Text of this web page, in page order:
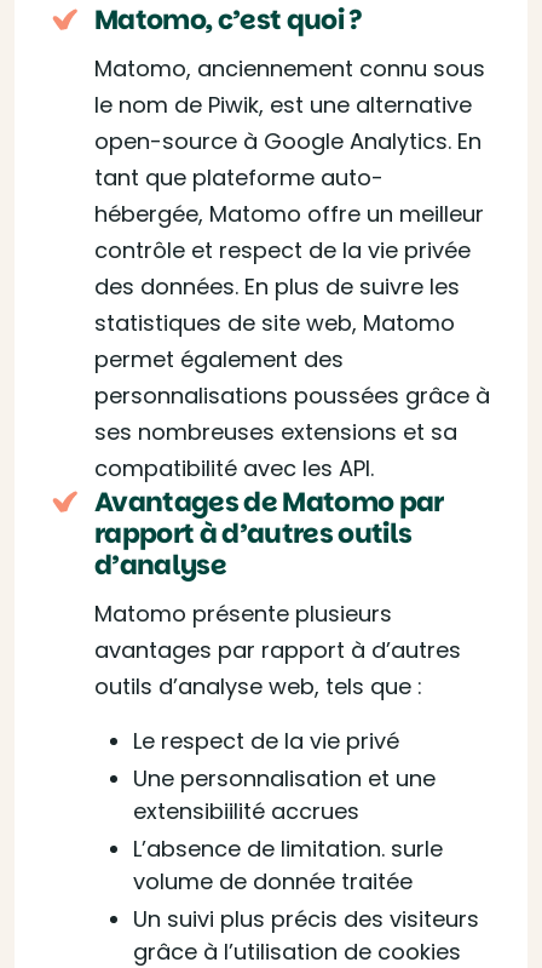
Matomo, c’est quoi ?
Matomo, anciennement connu sous
le nom de Piwik, est une alternative
open-source à Google Analytics. En
tant que plateforme auto-
hébergée, Matomo offre un meilleur
contrôle et respect de la vie privée
des données. En plus de suivre les
statistiques de site web, Matomo
permet également des
personnalisations poussées grâce à
ses nombreuses extensions et sa
compatibilité avec les API.
Avantages de Matomo par
rapport à d’autres outils
d’analyse
Matomo présente plusieurs
avantages par rapport à d’autres
outils d’analyse web, tels que :
Le respect de la vie privé
Une personnalisation et une
extensibiilité accrues
L’absence de limitation. surle
volume de donnée traitée
Un suivi plus précis des visiteurs
grâce à l’utilisation de cookies